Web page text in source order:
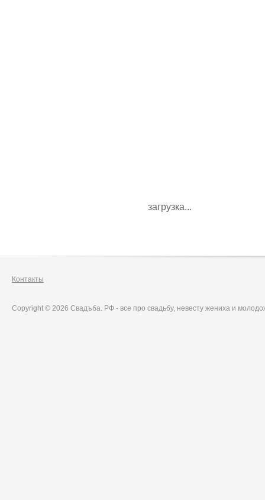
загрузка...
Контакты
Copyright © 2026 Свадъба. РФ - все про свадьбу, невесту жениха и